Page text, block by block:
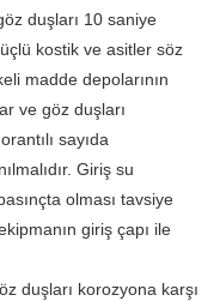
duşları 10 saniye
kostik ve asitler söz
madde depolarının
ve göz duşları
sayıda
Giriş su
olması tavsiye
giriş çapı ile
duşları korozyona karşı